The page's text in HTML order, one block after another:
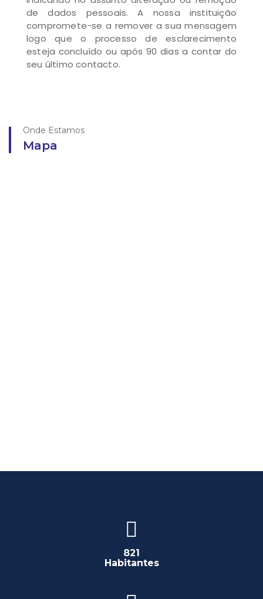
de dados pessoais. A nossa instituição
compromete-se a remover a sua mensagem
logo que o processo de esclarecimento
esteja concluído ou após 90 dias a contar do
seu último contacto.
Onde Estamos
Mapa
821
Habitantes